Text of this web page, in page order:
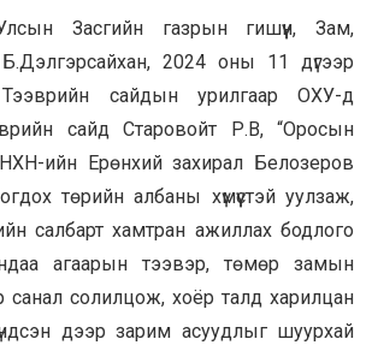
Засгийн газрын гишүүн, Зам,
2024 оны 11 дүгээр
сайдын урилгаар ОХУ-д
сайд Старовойт Р.В, “Оросын
ийн Ерөнхий захирал Белозеров
төрийн албаны хүмүүстэй уулзаж,
салбарт хамтран ажиллах бодлого
агаарын тээвэр, төмөр замын
санал солилцож, хоёр талд харилцан
дээр зарим асуудлыг шуурхай